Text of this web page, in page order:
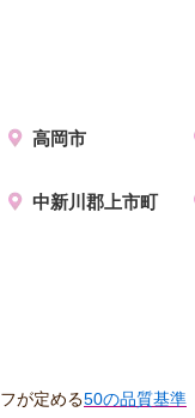
高岡市
中新川郡上市町
が定める50の品質基準